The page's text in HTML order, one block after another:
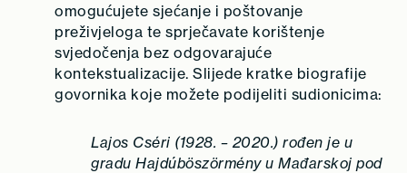
omogućujete sjećanje i poštovanje
preživjeloga te sprječavate korištenje
svjedočenja bez odgovarajuće
kontekstualizacije. Slijede kratke biografije
govornika koje možete podijeliti sudionicima:
Lajos Cséri (1928. – 2020.) rođen je u
gradu Hajdúböszörmény u Mađarskoj pod